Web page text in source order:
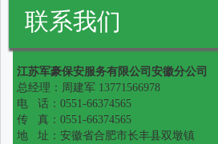
联系我们
江苏军豪保安服务有限公司安徽分公司
总经理：周建军 13771566978
电 话：0551-66374565
传 真：0551-66374565
地 址：安徽省合肥市长丰县双墩镇